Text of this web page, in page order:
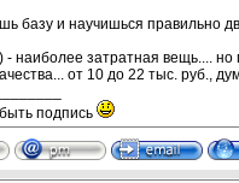
базу и научишься правильно
- наиболее затратная вещь....
от 10 до 22 тыс. руб.,
подпись